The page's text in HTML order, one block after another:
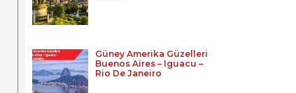
Güney Amerika Güzelleri
Buenos Aires – Iguacu –
Rio De Janeiro